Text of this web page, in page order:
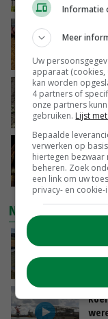
NIEUWSTE
Informatie
Meer
Uw
apparaat (cookies,
kan worden
4 partners of
onze partners
gebruiken. Lijst
Bepaalde
verwerken op
hiertegen
beheren. Zoek
een link om uw
privacy- en cookie-